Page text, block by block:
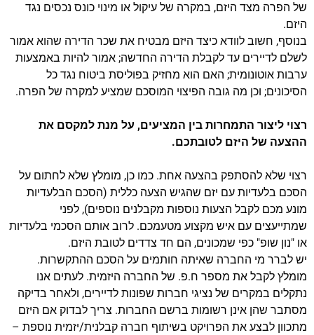
של הפרה מצד היזם, במקרה של עיקול או מינוי כונס נכסים נגד
היזם.
בנוסף, חשוב לוודא כיצד היזם מבטיח את שכר הדירה שהוא אמור
לשלם לדיירים עד לקבלת הדירה החדשה; אמור להיות באמצעות
ערבות אוטונומית; האם הוא מחזיק בפוליסת ביטוח נגד כל
הסיכונים; וכן מה גובה הפיצוי המוסכם שמציע למקרה של הפרה.
רצוי ליצור התמחרות בין המציעים, על מנת למקסם את
ההצעה של היזם לטובתכם.
רצוי שלא להסתפק בהצעה אחת. כמו כן, מומלץ שלא לחתום על
הסכם בלעדיות עם יזם שהגיש הצעה כללית (הסכם הבלעדיות
מונע מכם לקבל הצעות נוספות מקבלנים נוספים), לפני
שמתייעצים עם איש מקצוע מטעמכם. לרוב אותם הסכמי בלעדיות
או "נון שופ" כפי שמכונים, הם חד צדדים לטובת היזם.
יש לברר מי החברה שאיתה חותמים על הסכם ההתקשרות.
מומלץ לקבל את מספר ח.פ. של החברה היזמית. לעתים אנו
נתקלים במקרים של נציגי חברות שפונות לדיירים, ולאחר בדיקה
מסתבר שהן אינן רשומות ברשם החברות. צריך לבדוק אם היזם
מתכוון לבצע את הפרויקט בשיתוף חברה קבלנית/יזמית נוספת –